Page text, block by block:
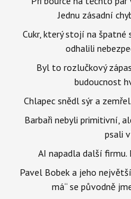
Jednu zásadní
Cukr, který stojí na špatné
odhalili
Byl to rozlučkový
budoucnost
Chlapec snědl sýr a
Barbaři nebyli primitivní,
psali
AI napadla další
Pavel Bobek a jeho
má“ se původně